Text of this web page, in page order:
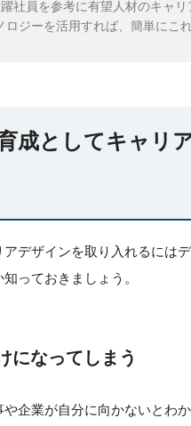
社員を参考に有望人材のキャ
ロジーを活用すれば、簡単にこ
成としてキャリ
アデザインを取り入れるには
っておきましょう。
になってしまう
や企業が自分に向かないとわ